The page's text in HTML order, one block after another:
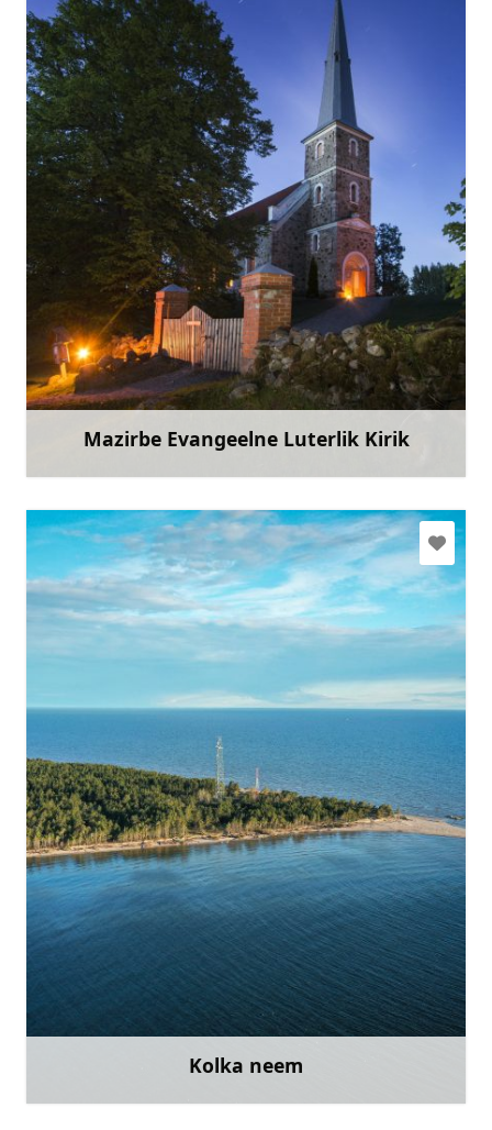
Mazirbe Evangeelne Luterlik Kirik
+371 29463028
Mine
Kolka neem
kolkacape@inbox.lv
+371 29149105